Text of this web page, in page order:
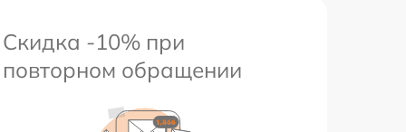
Скидка -10% при
повторном обращении